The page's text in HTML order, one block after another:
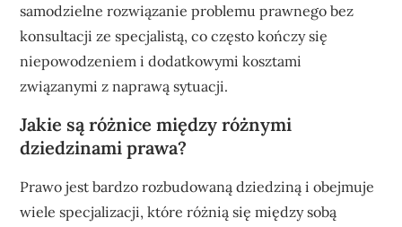
samodzielne rozwiązanie problemu prawnego bez
konsultacji ze specjalistą, co często kończy się
niepowodzeniem i dodatkowymi kosztami
związanymi z naprawą sytuacji.
Jakie są różnice między różnymi
dziedzinami prawa?
Prawo jest bardzo rozbudowaną dziedziną i obejmuje
wiele specjalizacji, które różnią się między sobą